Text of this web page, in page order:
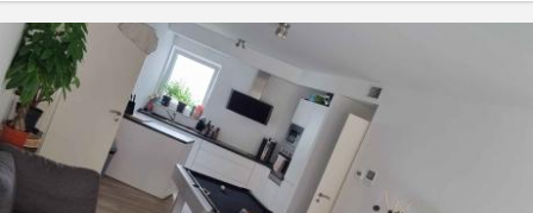
Bonjour, La seconde chambre se libère dans un appart 2
chambres. idéale pour un premier emménagement, tout est
meublé sauf la chambre. Disponible a partir du 15 septembre
2026, négociable plus tôt (début aout). La chambre fait 9M² dans
un appartement au centre de Courbevoie derrière l'esplanade à...